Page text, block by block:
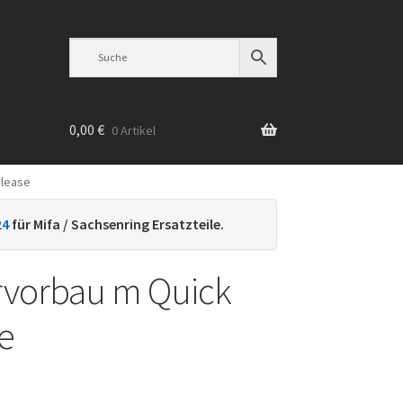
0,00 € 0 Artikel
für Mifa / Sachsenring Ersatzteile.
m Quick